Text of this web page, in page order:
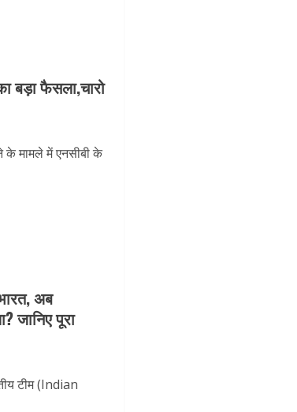
बड़ा फैसला,चारो
मामले में एनसीबी के
अब
जानिए पूरा
टीम (Indian